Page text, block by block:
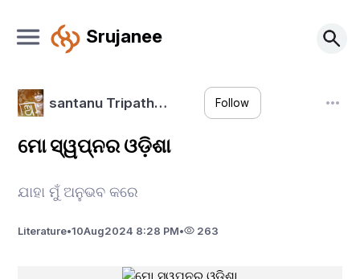
Srujanee
santanu Tripath… Follow
ମୋ ସ୍ୱପ୍ନର ଓଡ଼ିଶା
ଯାହା ମୁଁ ଅନୁଭବ କରେ
Literature•10Aug2024 8:28 PM• 263